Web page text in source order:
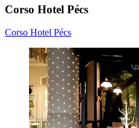
Corso Hotel Pécs
Corso Hotel Pécs